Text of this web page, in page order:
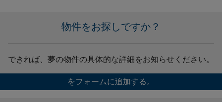
物件をお探しですか？
できれば、夢の物件の具体的な詳細をお知らせください。
をフォームに追加する。